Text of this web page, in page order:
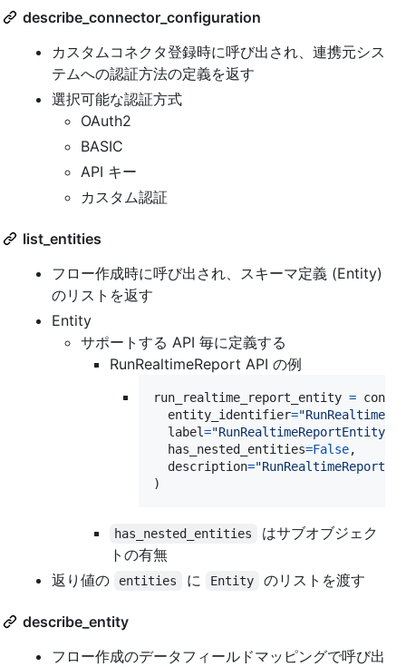
describe_connector_configuration
カスタムコネクタ登録時に呼び出され、連携元シス
テムへの認証方法の定義を返す
選択可能な認証方式
OAuth2
BASIC
API キー
カスタム認証
list_entities
フロー作成時に呼び出され、スキーマ定義 (Entity)
のリストを返す
Entity
サポートする API 毎に定義する
RunRealtimeReport API の例
run_realtime_report_entity =
entity_identifier=
label="RunRealtimeReportEntity"
has_nested_entities=False,
description=
)
has_nested_entities
はサブオブジェク
トの有無
返り値の
entities に Entity のリストを渡す
describe_entity
フロー作成のデータフィールドマッピングで呼び出